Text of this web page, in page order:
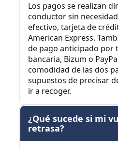
Los pagos se realizan
conductor sin
efectivo, tarjeta de
American Express.
de pago anticipado por
bancaria, Bizum o
comodidad de las dos
supuestos de precisar
ir a recoger.
¿Qué sucede si mi
retrasa?